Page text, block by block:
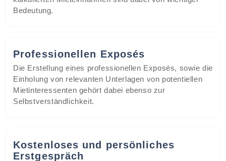
Bedeutung.
Professionellen Exposés
Die Erstellung eines professionellen Exposés, sowie die
Einholung von relevanten Unterlagen von potentiellen
Mietinteressenten gehört dabei ebenso zur
Selbstverständlichkeit.
Kostenloses und persönliches
Erstgespräch